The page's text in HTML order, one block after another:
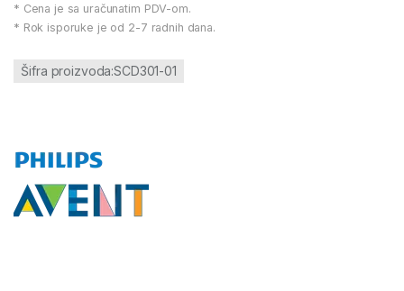
* Cena je sa uračunatim PDV-om.
* Rok isporuke je od 2-7 radnih dana.
Šifra proizvoda:SCD301-01